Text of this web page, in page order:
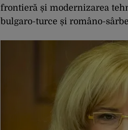
frontieră și modernizarea
bulgaro-turce și româno-